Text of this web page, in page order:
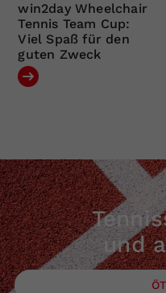
win2day Wheelchair
Tennis Team Cup:
Viel Spaß für den
guten Zweck
und